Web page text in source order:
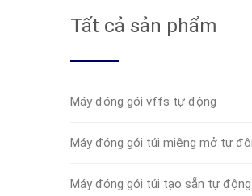
Tất cả sản phẩm
Máy đóng gói vffs tự động
Máy đóng gói túi miệng mở tự
Máy đóng gói túi tạo sẵn tự động